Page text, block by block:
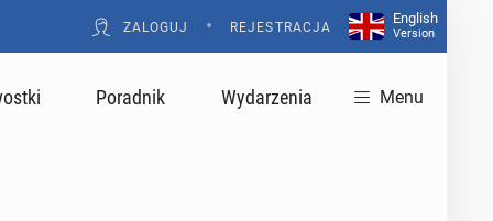
ZALOGUJ • REJESTRACJA
English
Version
Poradnik Wydarzenia Menu